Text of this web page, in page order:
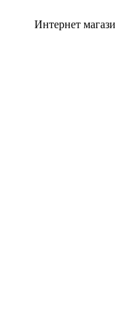
Интернет